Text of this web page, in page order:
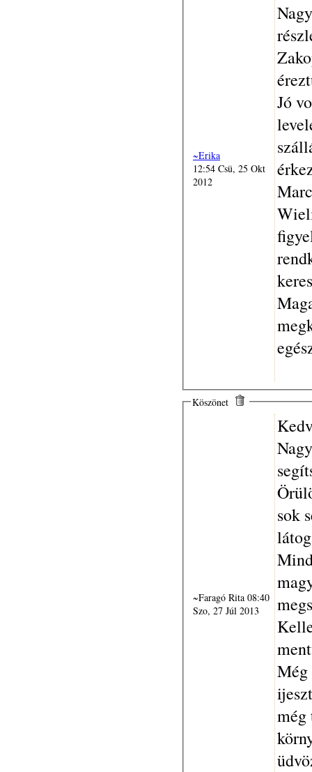
~Erika
12:54 Csü, 25 Okt
2012
Jó
Köszönet
~Faragó Rita 08:40
Szo, 27 Júl 2013
sok
Még
még